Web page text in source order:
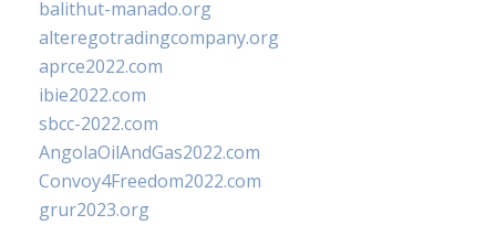
balithut-manado.org
alteregotradingcompany.org
aprce2022.com
ibie2022.com
sbcc-2022.com
AngolaOilAndGas2022.com
Convoy4Freedom2022.com
grur2023.org